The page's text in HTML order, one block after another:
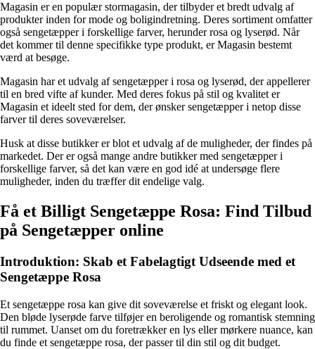
Magasin er en populær stormagasin, der tilbyder et bredt udvalg af
produkter inden for mode og boligindretning. Deres sortiment omfatter
også sengetæpper i forskellige farver, herunder rosa og lyserød. Når
det kommer til denne specifikke type produkt, er Magasin bestemt
værd at besøge.
Magasin har et udvalg af sengetæpper i rosa og lyserød, der appellerer
til en bred vifte af kunder. Med deres fokus på stil og kvalitet er
Magasin et ideelt sted for dem, der ønsker sengetæpper i netop disse
farver til deres soveværelser.
Husk at disse butikker er blot et udvalg af de muligheder, der findes på
markedet. Der er også mange andre butikker med sengetæpper i
forskellige farver, så det kan være en god idé at undersøge flere
muligheder, inden du træffer dit endelige valg.
Få et Billigt Sengetæppe Rosa: Find Tilbud
på Sengetæpper online
Introduktion: Skab et Fabelagtigt Udseende med et
Sengetæppe Rosa
Et sengetæppe rosa kan give dit soveværelse et friskt og elegant look.
Den bløde lyserøde farve tilføjer en beroligende og romantisk stemning
til rummet. Uanset om du foretrækker en lys eller mørkere nuance, kan
du finde et sengetæppe rosa, der passer til din stil og dit budget.